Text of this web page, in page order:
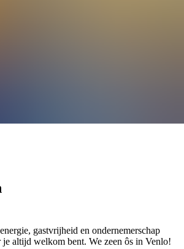
gastvrijheid en ondernemerschap
je altijd welkom bent. We zeen ôs in Venlo!